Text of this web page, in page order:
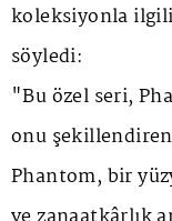
koleksiyonla
söyledi:
"Bu özel seri,
onu
Phantom, bir